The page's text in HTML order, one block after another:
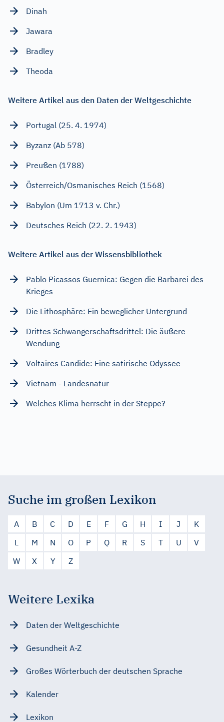
Dinah
Jawara
Bradley
Theoda
Weitere Artikel aus den Daten der Weltgeschichte
Portugal (25. 4. 1974)
Byzanz (Ab 578)
Preußen (1788)
Österreich/Osmanisches Reich (1568)
Babylon (Um 1713 v. Chr.)
Deutsches Reich (22. 2. 1943)
Weitere Artikel aus der Wissensbibliothek
Pablo Picassos Guernica: Gegen die Barbarei des
Krieges
Die Lithosphäre: Ein beweglicher Untergrund
Drittes Schwangerschaftsdrittel: Die äußere
Wendung
Voltaires Candide: Eine satirische Odyssee
Vietnam - Landesnatur
Welches Klima herrscht in der Steppe?
Suche im großen Lexikon
A B C D E F G H I J
K
L
M N O P Q R S T U
V
W
X Y Z
Weitere Lexika
Daten der Weltgeschichte
Gesundheit A-Z
Großes Wörterbuch der deutschen Sprache
Kalender
Lexikon